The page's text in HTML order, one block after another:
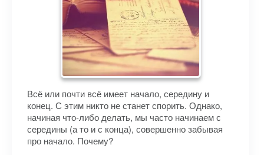
Всё или почти всё имеет начало, середину и
конец. С этим никто не станет спорить. Однако,
начиная что-либо делать, мы часто начинаем с
середины (а то и с конца), совершенно забывая
про начало. Почему?